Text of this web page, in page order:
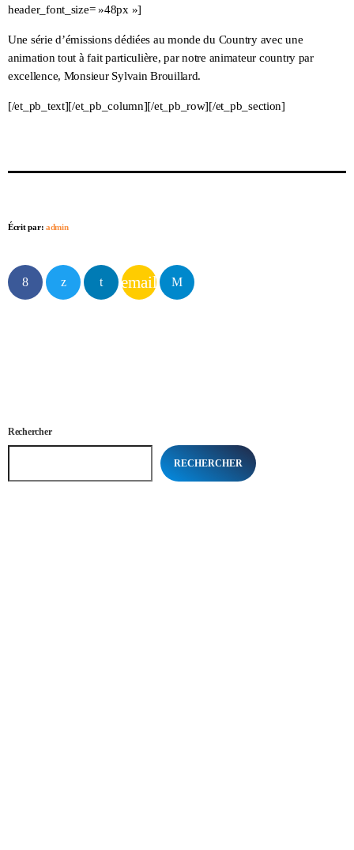
header_font_size= »48px »]
Une série d’émissions dédiées au monde du Country avec une
animation tout à fait particulière, par notre animateur country par
excellence, Monsieur Sylvain Brouillard.
[/et_pb_text][/et_pb_column][/et_pb_row][/et_pb_section]
Écrit par:admin
email
Rechercher
RECHERCHER